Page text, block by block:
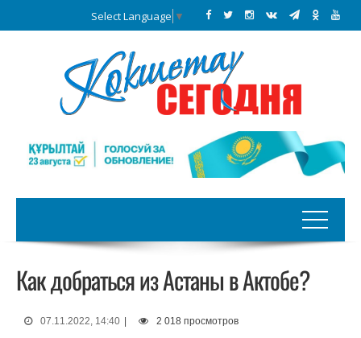
Select Language ▼
Как добраться из Астаны в Актобе?
07.11.2022, 14:40 2 018 просмотров